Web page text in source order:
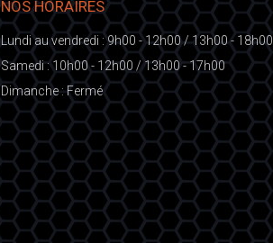
NOS HORAIRES
Lundi au vendredi : 9h00 - 12h00 / 13h00 - 18h00
Samedi : 10h00 - 12h00 / 13h00 - 17h00
Dimanche : Fermé